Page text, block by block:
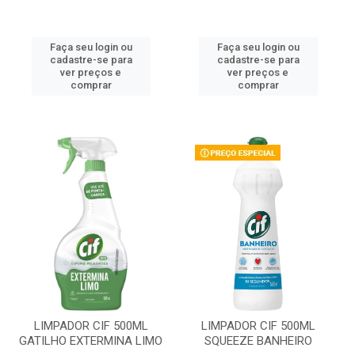
Faça seu login ou
cadastre-se para
ver preços e
comprar
Faça seu login ou
cadastre-se para
ver preços e
comprar
LIMPADOR CIF 500ML
GATILHO EXTERMINA LIMO
LIMPADOR CIF 500ML
SQUEEZE BANHEIRO